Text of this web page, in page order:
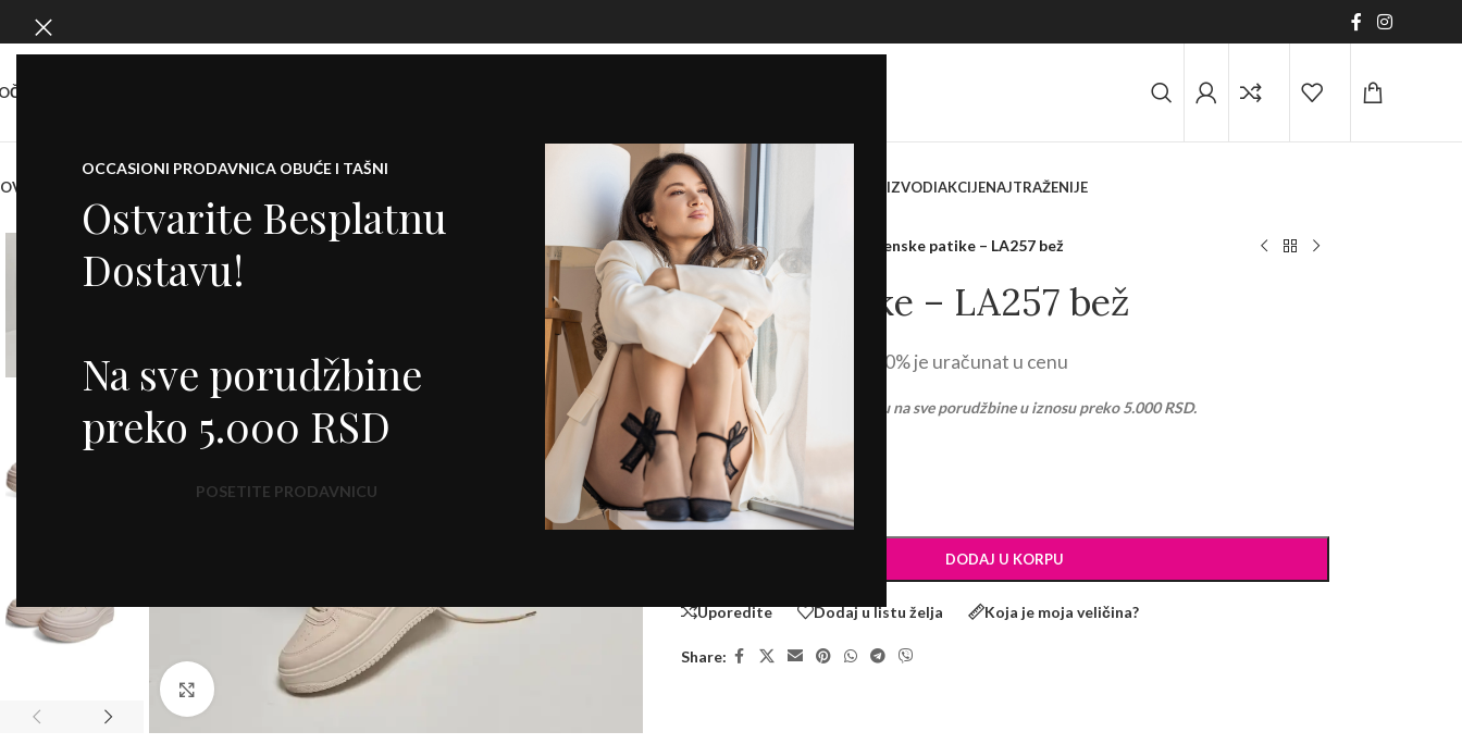
OCCASIONI PRODAVNICA OBUĆE I TAŠNI
Ostvarite Besplatnu
Dostavu!
Na sve porudžbine
preko 5.000 RSD
POSETITE PRODAVNICU
PAPUČEŽENSKE TORBE I TAŠNE SVI PROIZVODIAKCIJENAJTRAŽENIJE
Click to enlarge
Početna/Prodavnica Ženske patike – LA257 bež
Ženske patike – LA257 bež
2.400,00 PDV 20% je uračunat u cenu
OstvariteBESPLATNU dostavu na sve porudžbine u iznosu preko 5.000 RSD.
BROJEVI
- +
DODAJ U KORPU
Uporedite Dodaj u listu želja Koja je moja veličina?
Share: